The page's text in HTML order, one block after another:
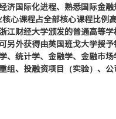
国际化进程、熟悉国际金
心课程占全部核心课程比例
财经大学颁发的普通高等
外获得由英国班戈大学授予
、统计学、金融学、金融市
、投融资项目（实验）、